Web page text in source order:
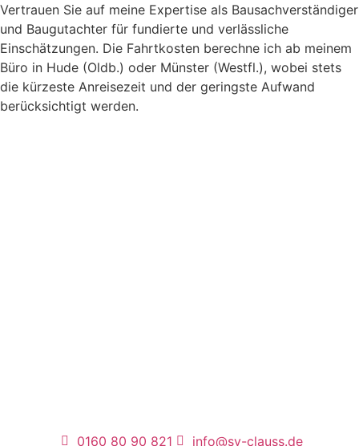
Vertrauen Sie auf meine Expertise als Bausachverständiger
und Baugutachter für fundierte und verlässliche
Einschätzungen. Die Fahrtkosten berechne ich ab meinem
Büro in Hude (Oldb.) oder Münster (Westfl.), wobei stets
die kürzeste Anreisezeit und der geringste Aufwand
berücksichtigt werden.
0160 80 90 821 info@sv-clauss.de